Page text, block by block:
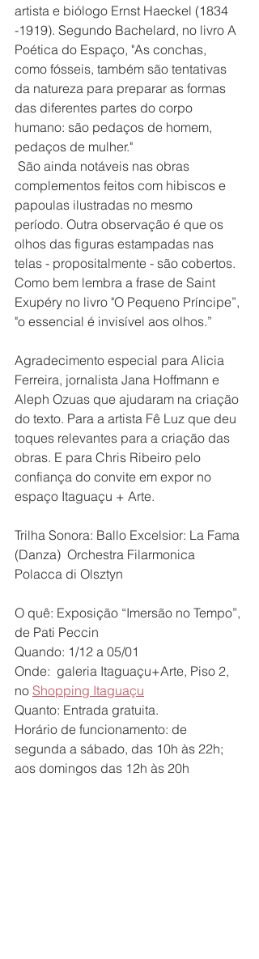
artista e biólogo Ernst Haeckel (1834
-1919). Segundo Bachelard, no livro A
Poética do Espaço, "As conchas,
como fósseis, também são tentativas
da natureza para preparar as formas
das diferentes partes do corpo
humano: são pedaços de homem,
pedaços de mulher."
complementos feitos com hibiscos e
papoulas ilustradas no mesmo
período. Outra observação é que os
olhos das figuras estampadas nas
telas - propositalmente - são cobertos.
Como bem lembra a frase de Saint
Exupéry no livro "O Pequeno Príncipe”,
"o essencial é invisível aos olhos.”
Agradecimento especial para Alicia
Ferreira, jornalista Jana Hoffmann e
Aleph Ozuas que ajudaram na criação
do texto. Para a artista Fê Luz que deu
toques relevantes para a criação das
obras. E para Chris Ribeiro pelo
confiança do convite em expor no
espaço Itaguaçu + Arte.
Trilha Sonora: Ballo Excelsior: La Fama
(Danza)  Orchestra Filarmonica
Polacca di Olsztyn
O quê: Exposição “Imersão no Tempo”,
de Pati Peccin
Quando: 1/12 a 05/01
Onde:  galeria Itaguaçu+Arte, Piso 2,
no Shopping Itaguaçu
Quanto: Entrada gratuita.
Horário de funcionamento: de
segunda a sábado, das 10h às 22h;
aos domingos das 12h às 20h